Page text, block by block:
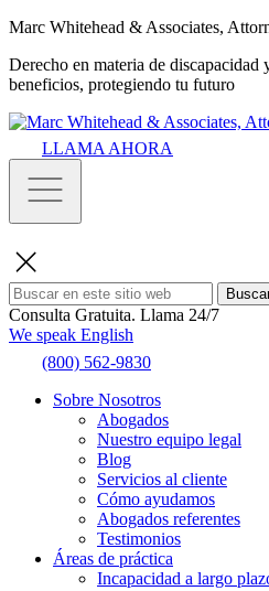
Marc Whitehead & Associates,
Derecho en materia de
beneficios, protegiendo tu futuro
LLAMA AHORA
Consulta Gratuita. Llama 24/7
We speak English
(800) 562-9830
Sobre Nosotros
Abogados
Nuestro equipo legal
Blog
Servicios al cliente
Cómo ayudamos
Abogados referentes
Testimonios
Áreas de práctica
Incapacidad a largo